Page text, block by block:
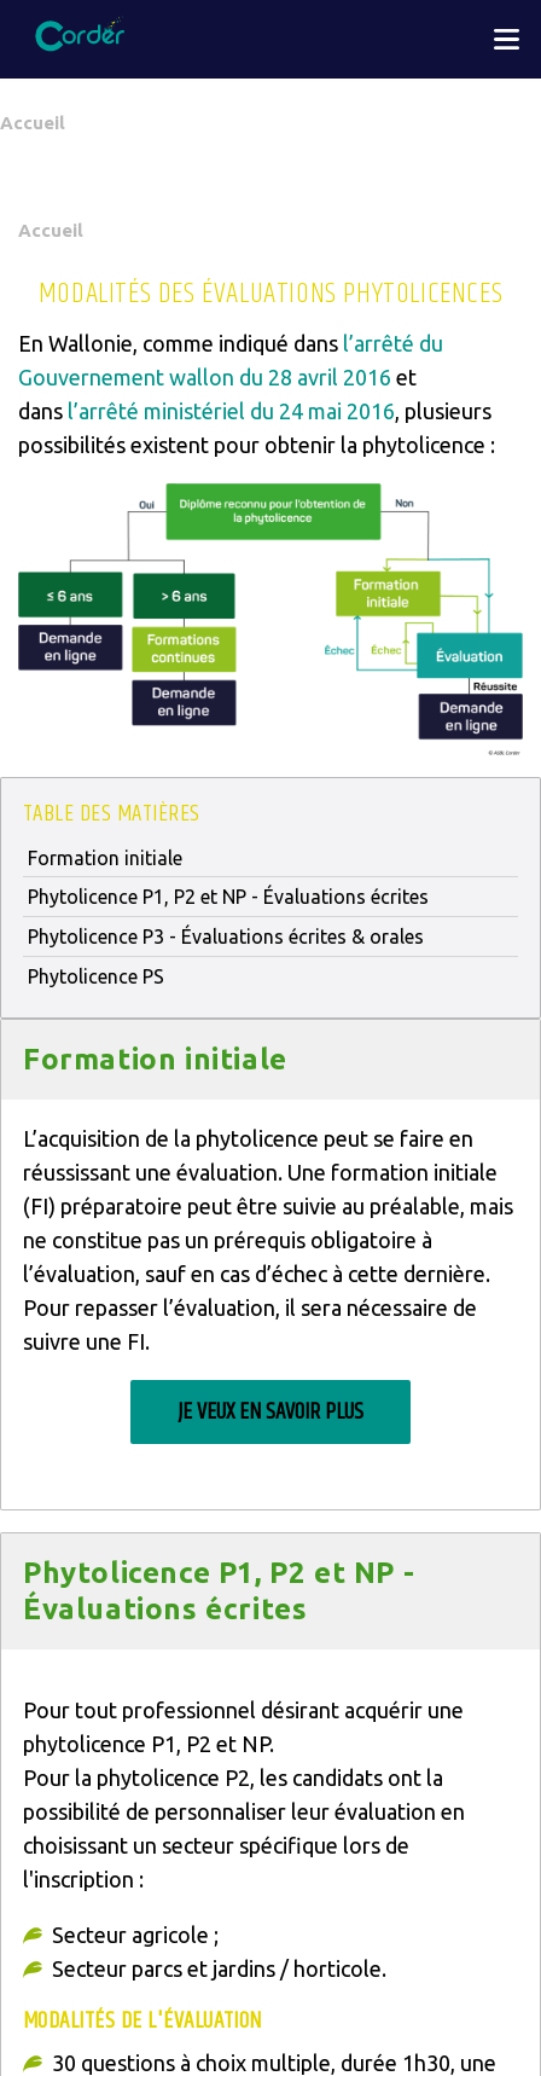
Aller
contenu
principal
You
Accueil
You
here
Accueil
MODALITÉS DES ÉVALUATIONS PHYTOLICENCES
En Wallonie, comme indiqué dansl’arrêté du
Gouvernement wallon du 28 avril 2016 et
dans l’arrêté ministériel du 24 mai 2016 , plusieurs
possibilités existent pour obtenir la phytolicence :
TABLE DES MATIÈRES
Formation initiale
Phytolicence P1, P2 et NP - Évaluations écrites
Phytolicence P3 - Évaluations écrites & orales
Phytolicence PS
Formation initiale
L’acquisition de la phytolicence peut se faire en
réussissant une évaluation. Une formation initiale
(FI) préparatoire peut être suivie au préalable, mais
ne constitue pas un prérequis obligatoire à
l’évaluation, sauf en cas d’échec à cette dernière.
Pour repasser l’évaluation, il sera nécessaire de
suivre une FI.
JE VEUX EN SAVOIR PLUS
Phytolicence P1, P2 et NP -
Évaluations écrites
Pour tout professionnel désirant acquérir une
phytolicence P1, P2 et NP.
Pour la phytolicence P2, les candidats ont la
possibilité de personnaliser leur évaluation en
choisissant un secteur spécifique lors de
l'inscription :
Secteur agricole ;
Secteur parcs et jardins / horticole.
MODALITÉS DE L'ÉVALUATION
30 questions à choix multiple, durée 1h30, une